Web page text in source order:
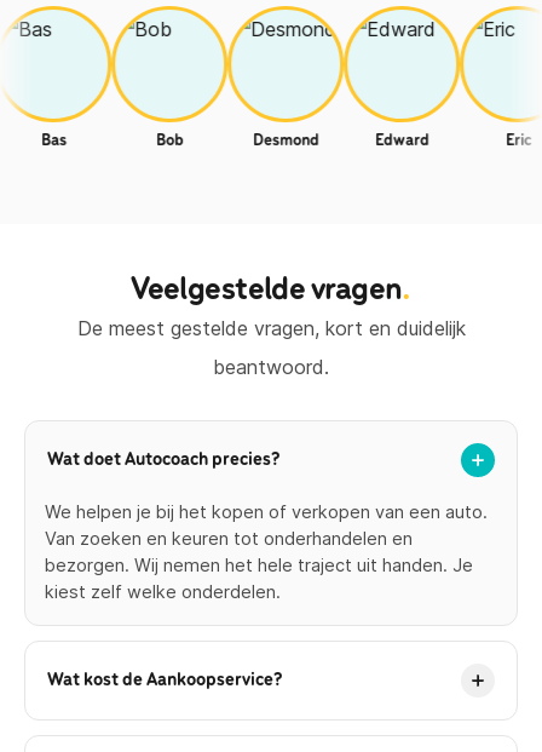
Bas Bob Desmond Edward Eric
Veelgestelde vragen.
De meest gestelde vragen, kort en duidelijk
beantwoord.
Wat doet Autocoach precies?
We helpen je bij het kopen of verkopen van een auto.
Van zoeken en keuren tot onderhandelen en
bezorgen. Wij nemen het hele traject uit handen. Je
kiest zelf welke onderdelen.
Wat kost de Aankoopservice?
Aankoopbegeleiding kost €498, full-service online